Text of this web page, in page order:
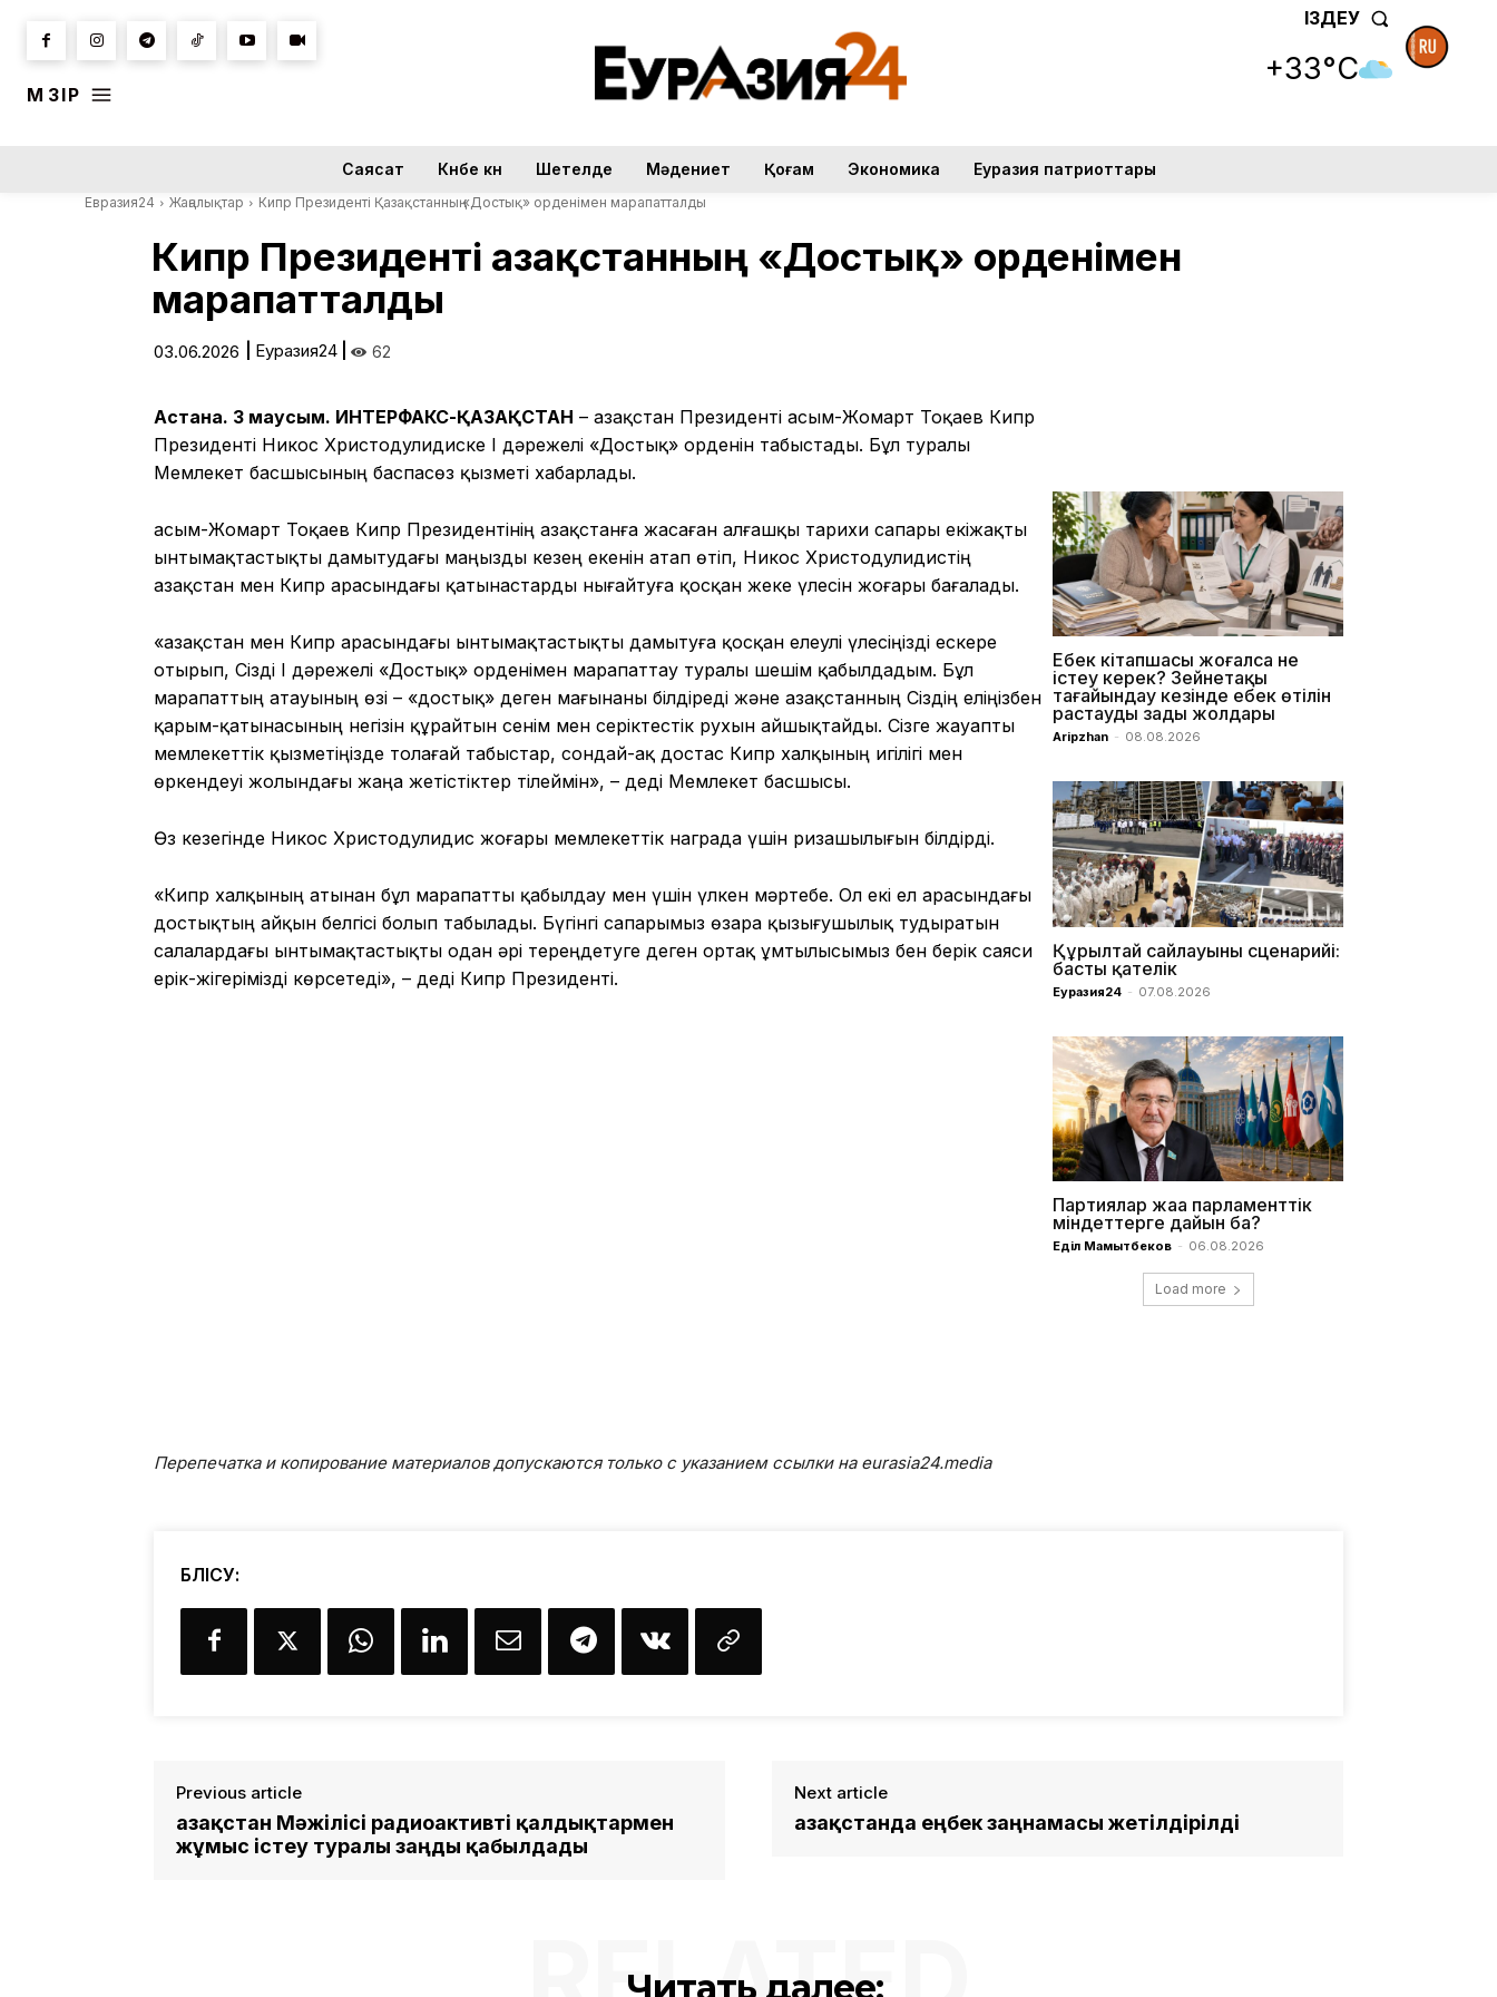
МӘЗІР
ІЗДЕУ
+33°C
Саясат Күнбе күн Шетелде Мәдениет Қоғам Экономика Еуразия патриоттары
Евразия24 Жаңалықтар Кипр Президенті Қазақстанның «Достық» орденімен марапатталды
Кипр Президенті Қазақстанның «Достық» орденімен
марапатталды
03.06.2026 Еуразия24 62
Астана. 3 маусым. ИНТЕРФАКС-ҚАЗАҚСТАН – Қазақстан Президенті Қасым-Жомарт Тоқаев Кипр
Президенті Никос Христодулидиске І дәрежелі «Достық» орденін табыстады. Бұл туралы
Мемлекет басшысының баспасөз қызметі хабарлады.
Қасым-Жомарт Тоқаев Кипр Президентінің Қазақстанға жасаған алғашқы тарихи сапары екіжақты
ынтымақтастықты дамытудағы маңызды кезең екенін атап өтіп, Никос Христодулидистің
Қазақстан мен Кипр арасындағы қатынастарды нығайтуға қосқан жеке үлесін жоғары бағалады.
«Қазақстан мен Кипр арасындағы ынтымақтастықты дамытуға қосқан елеулі үлесіңізді ескере
отырып, Сізді І дәрежелі «Достық» орденімен марапаттау туралы шешім қабылдадым. Бұл
марапаттың атауының өзі – «достық» деген мағынаны білдіреді және Қазақстанның Сіздің еліңізбен
қарым-қатынасының негізін құрайтын сенім мен серіктестік рухын айшықтайды. Сізге жауапты
мемлекеттік қызметіңізде толағай табыстар, сондай-ақ достас Кипр халқының игілігі мен
өркендеуі жолындағы жаңа жетістіктер тілеймін», – деді Мемлекет басшысы.
Өз кезегінде Никос Христодулидис жоғары мемлекеттік награда үшін ризашылығын білдірді.
«Кипр халқының атынан бұл марапатты қабылдау мен үшін үлкен мәртебе. Ол екі ел арасындағы
достықтың айқын белгісі болып табылады. Бүгінгі сапарымыз өзара қызығушылық тудыратын
салалардағы ынтымақтастықты одан әрі тереңдетуге деген ортақ ұмтылысымыз бен берік саяси
ерік-жігерімізді көрсетеді», – деді Кипр Президенті.
Еңбек кітапшасы жоғалса не
істеу керек? Зейнетақы
тағайындау кезінде еңбек өтілін
растаудың заңды жолдары
Aripzhan - 08.08.2026
Құрылтай сайлауының сценарийі:
басты қателік
Еуразия24 - 07.08.2026
Партиялар жаңа парламенттік
міндеттерге дайын ба?
Еділ Мамытбеков - 06.08.2026
Load more
Перепечатка и копирование материалов допускаются только с указанием ссылки на eurasia24.media
БӨЛІСУ:
Previous article
Қазақстан Мәжілісі радиоактивті қалдықтармен
жұмыс істеу туралы заңды қабылдады
Next article
Қазақстанда еңбек заңнамасы жетілдірілді
Читать далее: